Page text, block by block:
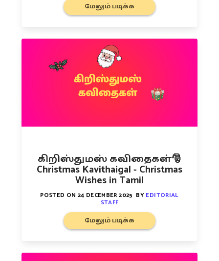
மேலும் படிக்க
கிறிஸ்துமஸ் கவிதைகள்🎅
Christmas Kavithaigal - Christmas
Wishes in Tamil
POSTED ON 24 DECEMBER 2025 BY EDITORIAL
STAFF
மேலும் படிக்க